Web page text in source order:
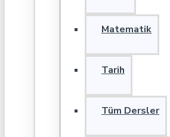
Matematik
Tarih
Tüm Dersler